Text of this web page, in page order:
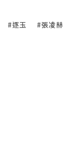
#逐玉 #張凌赫